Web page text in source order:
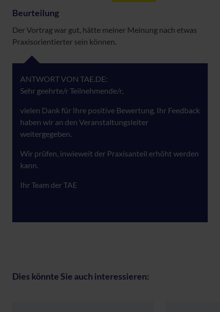
Beurteilung
Der Vortrag war gut, hätte meiner Meinung nach etwas
Praxisorientierter sein können.
ANTWORT VON TAE.DE:
Sehr geehrte/r Teilnehmende/r,
vielen Dank für Ihre positive Bewertung. Ihr Feedback
haben wir an den Veranstaltungsleiter
weitergegeben.
Wir prüfen, inwieweit der Praxisanteil erhöht werden
kann.
Ihr Team der TAE
Dies könnte Sie auch interessieren: